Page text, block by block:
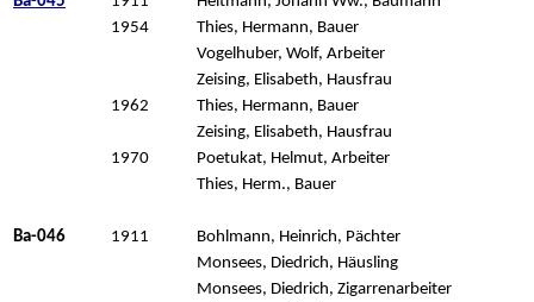
1954
Thies, Hermann, Bauer
Vogelhuber, Wolf, Arbeiter
Zeising, Elisabeth, Hausfrau
1962
Thies, Hermann, Bauer
Zeising, Elisabeth, Hausfrau
1970
Poetukat, Helmut, Arbeiter
Thies, Herm., Bauer
Ba-046 1911
Bohlmann, Heinrich, Pächter
Monsees, Diedrich, Häusling
Monsees, Diedrich, Zigarrenarbeiter